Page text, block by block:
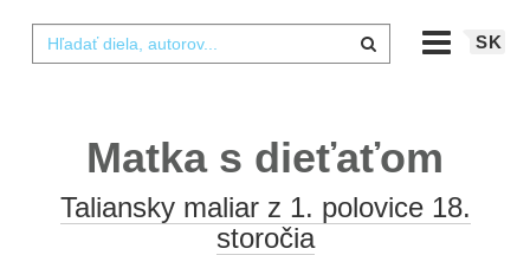
SK
Matka s dieťaťom
Taliansky maliar z 1. polovice 18.
storočia